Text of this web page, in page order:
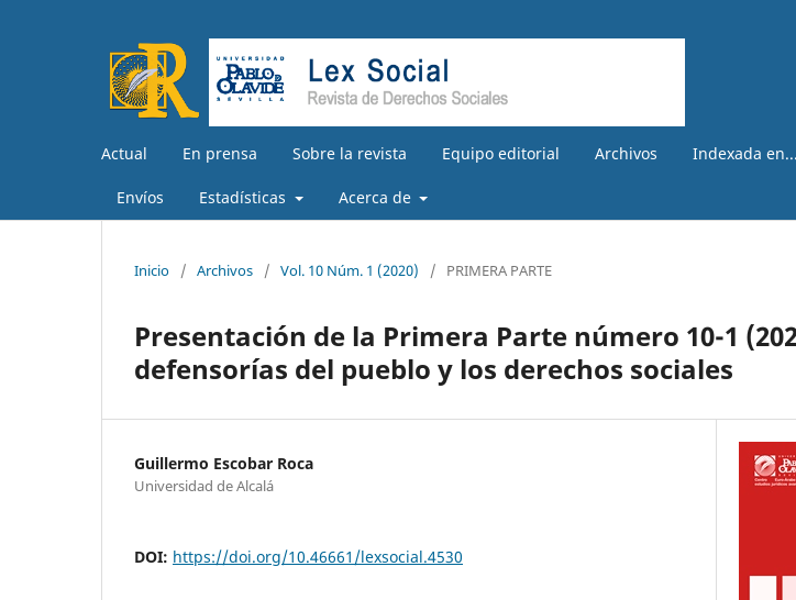
Actual En prensa Sobre la revista Equipo editorial Archivos Indexada en...
Envíos Estadísticas Acerca de
Inicio / Archivos / Vol. 10 Núm. 1 (2020) / PRIMERA PARTE
Presentación de la Primera Parte número 10-1
defensorías del pueblo y los derechos sociales
Guillermo Escobar Roca
Universidad de Alcalá
DOI: https://doi.org/10.46661/lexsocial.4530